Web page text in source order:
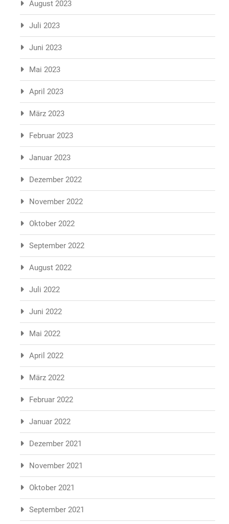
August 2023
Juli 2023
Juni 2023
Mai 2023
April 2023
März 2023
Februar 2023
Januar 2023
Dezember 2022
November 2022
Oktober 2022
September 2022
August 2022
Juli 2022
Juni 2022
Mai 2022
April 2022
März 2022
Februar 2022
Januar 2022
Dezember 2021
November 2021
Oktober 2021
September 2021